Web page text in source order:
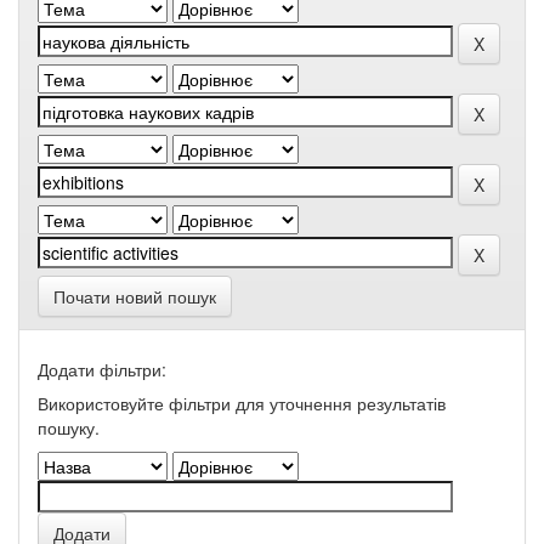
Почати новий пошук
Додати фільтри:
Використовуйте фільтри для уточнення результатів
пошуку.